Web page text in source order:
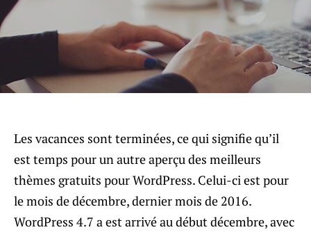
Les vacances sont terminées, ce qui signifie qu’il
est temps pour un autre aperçu des meilleurs
thèmes gratuits pour WordPress. Celui-ci est pour
le mois de décembre, dernier mois de 2016.
WordPress 4.7 a est arrivé au début décembre, avec